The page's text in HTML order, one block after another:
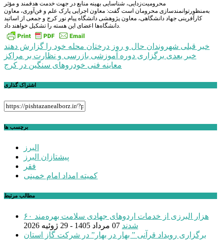
محرومیت‌زدایی، شناسایی بهینه منابع در جهت خدمت هدفمند و مؤثر
به‌منظورتوانمندسازی محرومان است گفت: معاون اجرایی پارک علم و فن‌آوری، معاون
کارآفرینی جهاد دانشگاهی، معاون پژوهشی دانشگاه پیام نور کرج و جمعی از اساتید
دانشگاه‌ها اعضای این هسته را تشکیل خواهند داد.
راهبری
نوشته
خبر قبلی شهروندان حال و روز درختان محله خود را گزارش دهند
خبر بعدی برگزاری دوره آموزشی بازرسی و نظارت بر مراکز
معاینه فنی خودروهای سنگین در کرج
اشتراک گذاری
برچسب ها
البرز
پیشتازان البرز
فقر
کمیته امداد امام خمینی
مطالب مرتبط
۶۰ هزار البرزی از خدمات اردوهای جهادی سلامت بهره‌مند
شدند 07 مرداد 1405 - 29 ژوئیه 2026
برگزاری رویداد قرآنی ” بهار در بهار” در شرکت گاز استان